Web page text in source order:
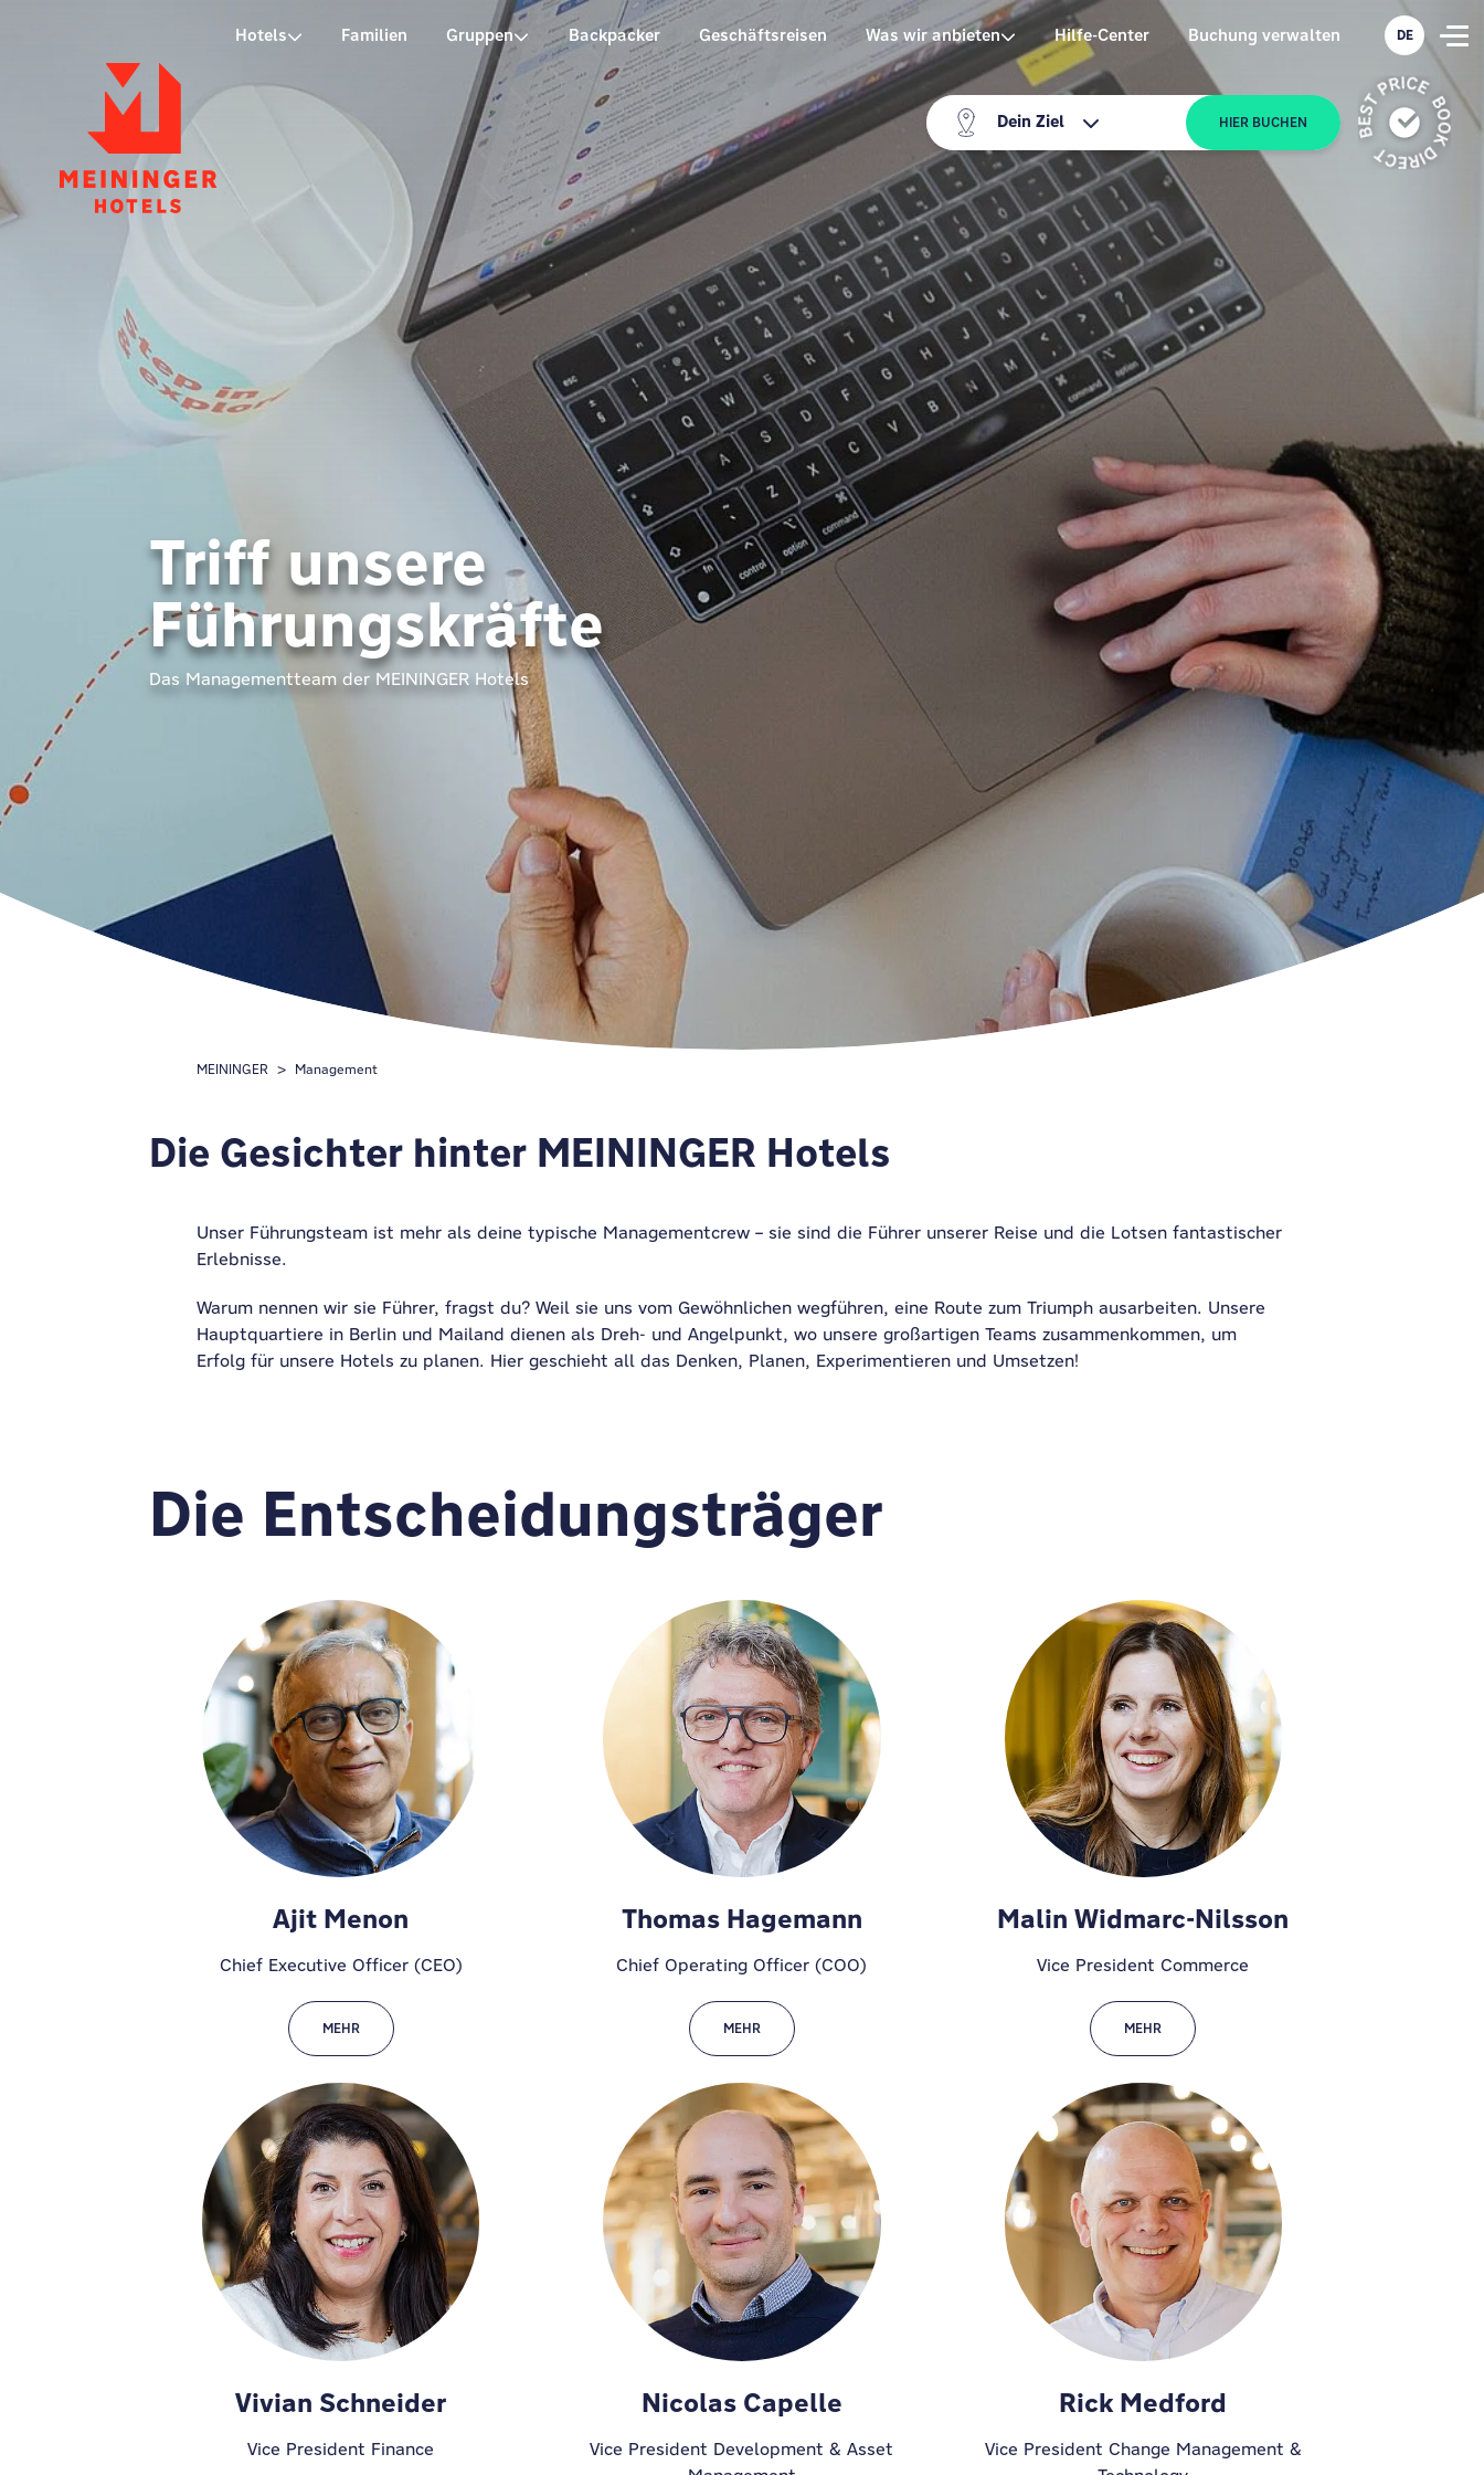
P Hotels Familien Gruppen Backpacker Geschäftsreisen Was wir anbieten Hilfe-Center Buchung verwalten
Dein Ziel HIER BUCHEN
DE
Triff unsere
Führungskräfte
Das Managementteam der MEININGER Hotels
MEININGER Management
Die Gesichter hinter MEININGER Hotels
Unser Führungsteam ist mehr als deine typische Managementcrew – sie sind die Führer unserer Reise und die Lotsen fantastischer
Erlebnisse.
Warum nennen wir sie Führer, fragst du? Weil sie uns vom Gewöhnlichen wegführen, eine Route zum Triumph ausarbeiten. Unsere
Hauptquartiere in Berlin und Mailand dienen als Dreh- und Angelpunkt, wo unsere großartigen Teams zusammenkommen, um
Erfolg für unsere Hotels zu planen. Hier geschieht all das Denken, Planen, Experimentieren und Umsetzen!
Die Entscheidungsträger
Ajit Menon
Chief Executive Officer (CEO)
MEHR
Thomas Hagemann
Chief Operating Officer (COO)
MEHR
Malin Widmarc-Nilsson
Vice President Commerce
MEHR
Vivian Schneider
Vice President Finance
Nicolas Capelle
Vice President Development & Asset
Rick Medford
Vice President Change Management &